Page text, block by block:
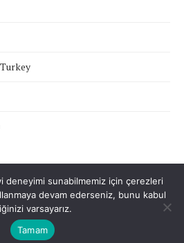
Politikası Hakkımızda
Saklıdır © 2022
deneyimi sunabilmemiz için çerezleri
devam ederseniz, bunu kabul
varsayarız.
Tamam